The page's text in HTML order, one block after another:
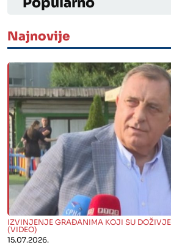
Najnovije
" alt="">
IZVINJENJE GRAĐANIMA KOJI SU
(VIDEO)
15.07.2026.